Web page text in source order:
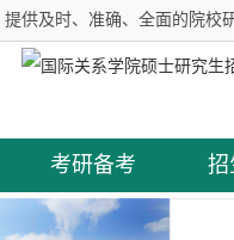
供及时、准确、全面的院校
考研备考 招